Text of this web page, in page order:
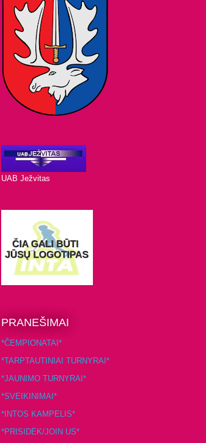
UAB Ježvitas
PRANEŠIMAI
*ČEMPIONATAI*
*TARPTAUTINIAI TURNYRAI*
*JAUNIMO TURNYRAI*
*SVEIKINIMAI*
*INTOS KAMPELIS*
*PRISIDĖK/JOIN US*